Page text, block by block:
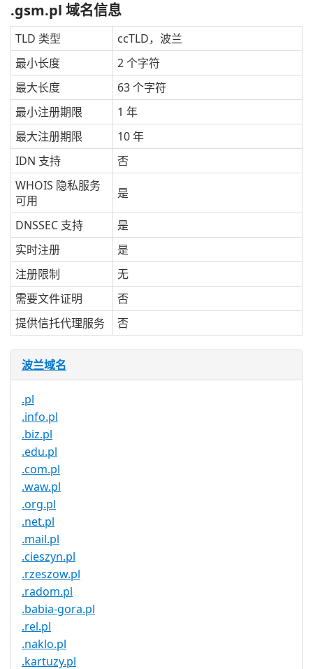
.gsm.pl 域名信息
TLD 类型
ccTLD，波兰
最小长度
2 个字符
最大长度
63 个字符
最小注册期限
1 年
最大注册期限
10 年
IDN 支持
否
WHOIS 隐私服务
可用
是
DNSSEC 支持
是
实时注册
是
注册限制
无
需要文件证明
否
提供信托代理服务
否
波兰域名
.pl
.info.pl
.biz.pl
.edu.pl
.com.pl
.waw.pl
.org.pl
.net.pl
.mail.pl
.cieszyn.pl
.rzeszow.pl
.radom.pl
.babia-gora.pl
.rel.pl
.naklo.pl
.kartuzy.pl